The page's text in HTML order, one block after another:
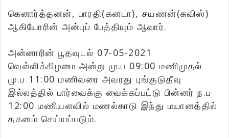
கெனார்த்தனன், பாரதி(கனடா), சயணன்(சுவிஸ்)
ஆகியோரின் அன்புப் பேத்தியும் ஆவார்.
அன்னாரின் பூதவுடல் 07-05-2021
வெள்ளிக்கிழமை அன்று மு.ப 09:00 மணிமுதல்
மு.ப 11:00 மணிவரை அவரது புங்குடுதீவு
இல்லத்தில் பார்வைக்கு வைக்கப்பட்டு பின்னர் ந.ப
12:00 மணியளவில் மணல்காடு இந்து மயானத்தில்
தகனம் செய்யப்படும்.